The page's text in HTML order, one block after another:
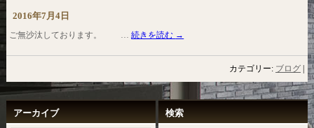
2016年7月4日
ご無沙汰しております。 …続きを読む →
カテゴリー: ブログ
アーカイブ 検索